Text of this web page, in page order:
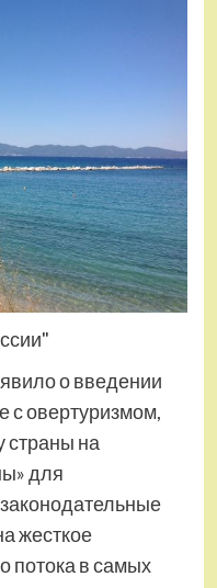
о введении
с овертуризмом,
страны на
для
жесткое
потока в самых